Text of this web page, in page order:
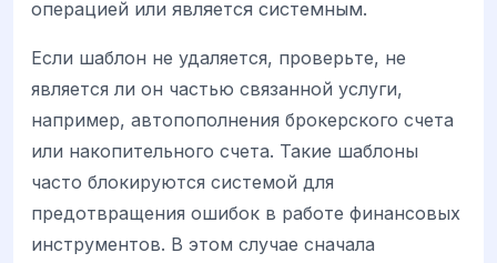
операцией или является системным.
Если шаблон не удаляется, проверьте, не
является ли он частью связанной услуги,
например, автопополнения брокерского счета
или накопительного счета. Такие шаблоны
часто блокируются системой для
предотвращения ошибок в работе финансовых
инструментов. В этом случае сначала